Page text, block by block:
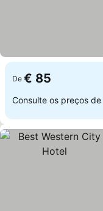
De € 85
Consulte os preços de